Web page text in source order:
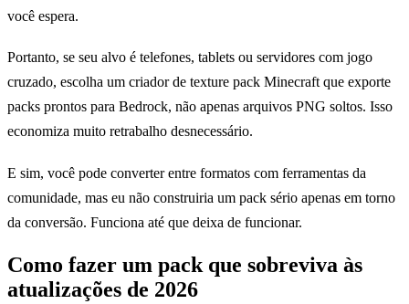
você espera.
Portanto, se seu alvo é telefones, tablets ou servidores com jogo
cruzado, escolha um criador de texture pack Minecraft que exporte
packs prontos para Bedrock, não apenas arquivos PNG soltos. Isso
economiza muito retrabalho desnecessário.
E sim, você pode converter entre formatos com ferramentas da
comunidade, mas eu não construiria um pack sério apenas em torno
da conversão. Funciona até que deixa de funcionar.
Como fazer um pack que sobreviva às
atualizações de 2026